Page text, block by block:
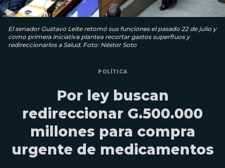
El senador Gustavo Leite retomó sus funciones el pasado 22 de julio y
como primera iniciativa plantea recortar gastos superfluos y
redireccionarlos a Salud. Foto: Néstor Soto
POLÍTICA
Por ley buscan
redireccionar G.500.000
millones para compra
urgente de medicamentos